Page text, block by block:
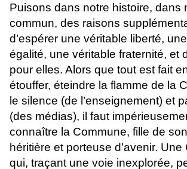
Puisons dans notre histoire, dans
commun, des raisons
d’espérer une véritable liberté,
égalité, une véritable fraternité, et
pour elles. Alors que tout est fait
étouffer, éteindre la flamme de la
le silence (de l’enseignement) et
(des médias), il faut
connaître la Commune, fille de
héritière et porteuse d’avenir. Une
qui, traçant une voie inexplorée,